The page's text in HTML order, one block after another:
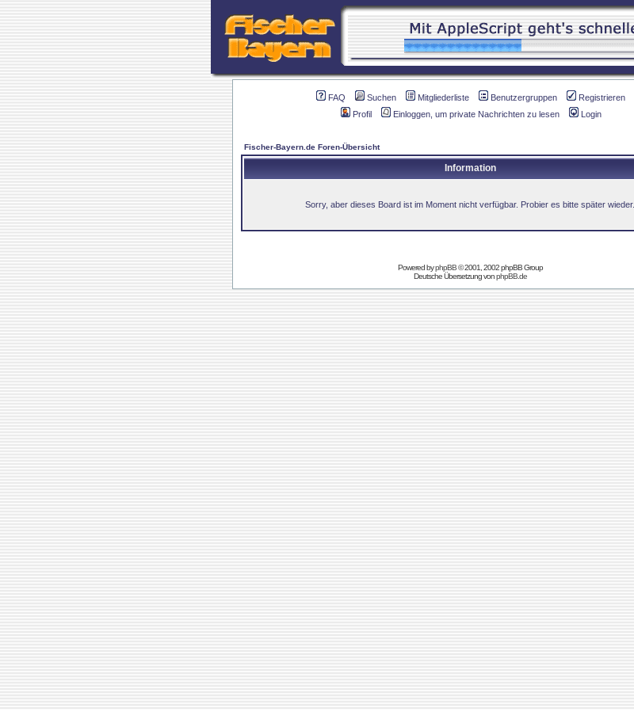
FAQ Suchen Mitgliederliste Benutzergruppen
Registrieren
Profil
Einloggen, um private Nachrichten zu lesen Login
Fischer-Bayern.de Foren-Übersicht
Information
Sorry, aber dieses Board ist im Moment nicht verfügbar. Probier es bitte später wieder.
Powered byphpBB© 2001, 2002 phpBB Group
Deutsche Übersetzung vonphpBB.de